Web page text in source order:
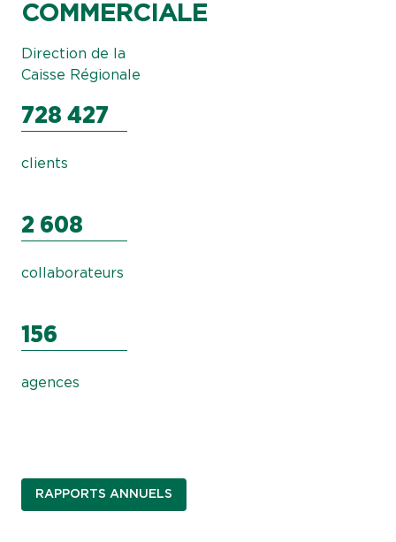
COMMERCIALE
Direction de la
Caisse Régionale
728 427
clients
2 608
collaborateurs
156
agences
RAPPORTS ANNUELS